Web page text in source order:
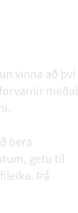
vinna að því
meðal
bera
getu til
Þá